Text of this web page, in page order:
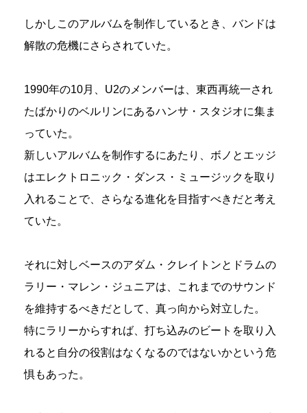
しかしこのアルバムを制作しているとき、バンドは
解散の危機にさらされていた。
1990年の10月、U2のメンバーは、東西再統一され
たばかりのベルリンにあるハンサ・スタジオに集ま
っていた。
新しいアルバムを制作するにあたり、ボノとエッジ
はエレクトロニック・ダンス・ミュージックを取り
入れることで、さらなる進化を目指すべきだと考え
ていた。
それに対しベースのアダム・クレイトンとドラムの
ラリー・マレン・ジュニアは、これまでのサウンド
を維持するべきだとして、真っ向から対立した。
特にラリーからすれば、打ち込みのビートを取り入
れると自分の役割はなくなるのではないかという危
惧もあった。